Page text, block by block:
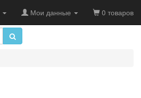
Мои данные 0 товаров